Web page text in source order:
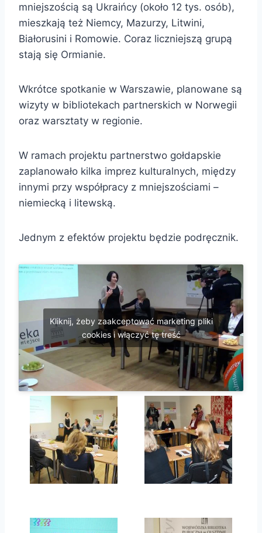
mniejszością są Ukraińcy (około 12 tys. osób),
mieszkają też Niemcy, Mazurzy, Litwini,
Białorusini i Romowie. Coraz liczniejszą grupą
stają się Ormianie.
Wkrótce spotkanie w Warszawie, planowane są
wizyty w bibliotekach partnerskich w Norwegii
oraz warsztaty w regionie.
W ramach projektu partnerstwo gołdapskie
zaplanowało kilka imprez kulturalnych, między
innymi przy współpracy z mniejszościami –
niemiecką i litewską.
Jednym z efektów projektu będzie podręcznik.
Kliknij, żeby zaakceptować marketing pliki
cookies i włączyć tę treść